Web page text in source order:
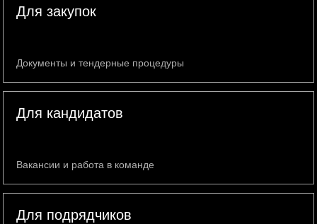
Для закупок
Документы и тендерные процедуры
Для кандидатов
Вакансии и работа в команде
Для подрядчиков